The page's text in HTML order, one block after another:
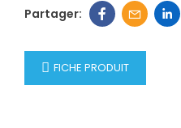
FICHE PRODUIT